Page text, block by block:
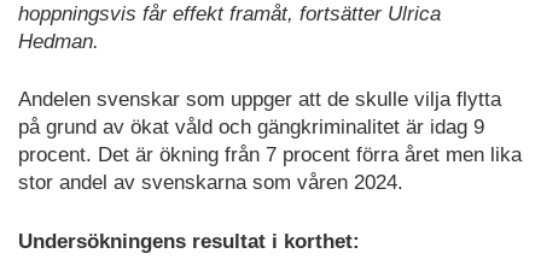
hoppningsvis får effekt framåt, fortsätter Ulrica
Hedman.
Andelen svenskar som uppger att de skulle vilja flytta
på grund av ökat våld och gängkriminalitet är idag 9
procent. Det är ökning från 7 procent förra året men lika
stor andel av svenskarna som våren 2024.
Undersökningens resultat i korthet: